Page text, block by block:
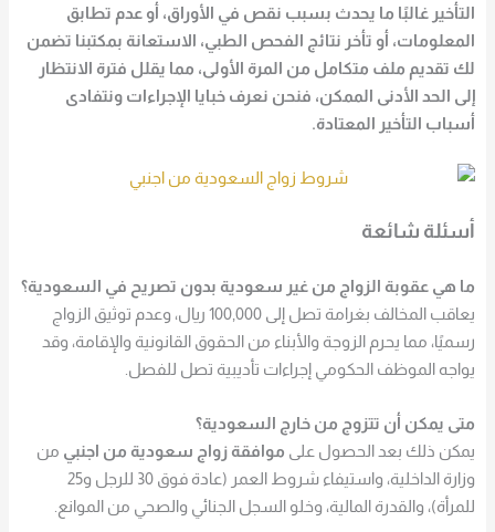
التأخير غالبًا ما يحدث بسبب نقص في الأوراق، أو عدم تطابق
المعلومات، أو تأخر نتائج الفحص الطبي، الاستعانة بمكتبنا تضمن
لك تقديم ملف متكامل من المرة الأولى، مما يقلل فترة الانتظار
إلى الحد الأدنى الممكن، فنحن نعرف خبايا الإجراءات ونتفادى
أسباب التأخير المعتادة.
أسئلة شائعة
ما هي عقوبة الزواج من غير سعودية بدون تصريح في السعودية؟
يعاقب المخالف بغرامة تصل إلى 100,000 ريال، وعدم توثيق الزواج
رسميًا، مما يحرم الزوجة والأبناء من الحقوق القانونية والإقامة، وقد
يواجه الموظف الحكومي إجراءات تأديبية تصل للفصل.
متى يمكن أن تتزوج من خارج السعودية؟
يمكن ذلك بعد الحصول على موافقة زواج سعودية من اجنبي من
وزارة الداخلية، واستيفاء شروط العمر (عادة فوق 30 للرجل و25
للمرأة)، والقدرة المالية، وخلو السجل الجنائي والصحي من الموانع.